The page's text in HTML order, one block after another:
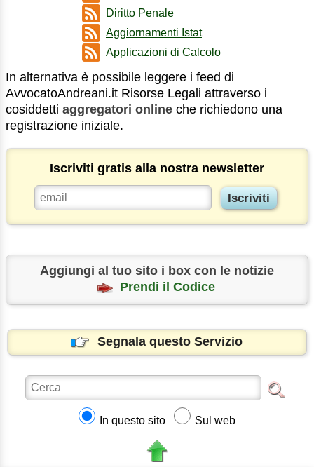
Diritto Penale
Aggiornamenti Istat
Applicazioni di Calcolo
In alternativa è possibile leggere i feed di
AvvocatoAndreani.it Risorse Legali attraverso i
cosiddetti aggregatori online che richiedono una
registrazione iniziale.
Iscriviti gratis alla nostra newsletter
Aggiungi al tuo sito i box con le notizie
Prendi il Codice
Segnala questo Servizio
In questo sito Sul web